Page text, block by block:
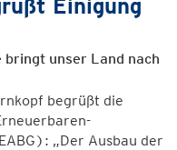
Einigung
bringt unser Land nach
begrüßt die
„Der Ausbau der